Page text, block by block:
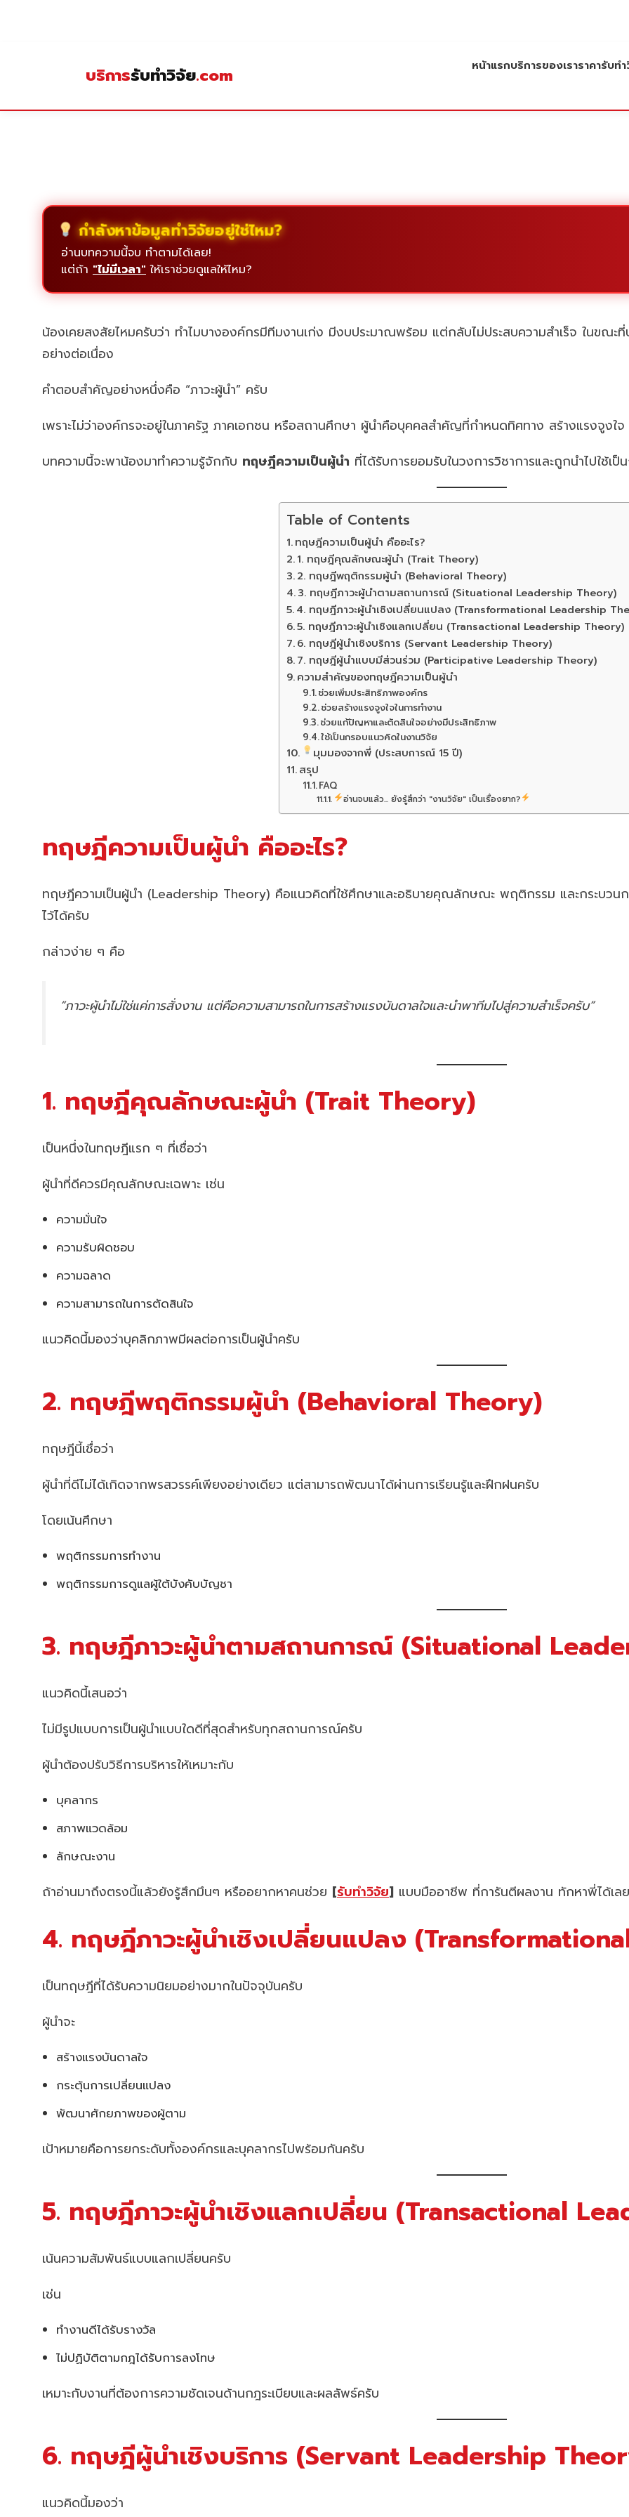
บริการรับทำวิจัย.com หน้าแรกบริการของเราราคารับท
กำลังหาข้อมูลทำวิจัยอยู่ใช่ไหม?
อ่านบทความนี้จบ ทำตามได้เลย!
แต่ถ้า "ไม่มีเวลา" ให้เราช่วยดูแลให้ไหม?
น้องเคยสงสัยไหมครับว่า ทำไมบางองค์กรมีทีมงานเก่ง มีงบประมาณพร้อม แต่กลับไม่ประสบความสำเร็จ ในขณ
อย่างต่อเนื่อง
คำตอบสำคัญอย่างหนึ่งคือ “ภาวะผู้นำ” ครับ
เพราะไม่ว่าองค์กรจะอยู่ในภาครัฐ ภาคเอกชน หรือสถานศึกษา ผู้นำคือบุคคลสำคัญที่กำหนดทิศทาง สร้างแรงจูงใจ
บทความนี้จะพาน้องมาทำความรู้จักกับ ทฤษฎีความเป็นผู้นำ ที่ได้รับการยอมรับในวงการวิชาการและถูกนำไปใช้เ
Table of Contents
ทฤษฎีความเป็นผู้นำ คืออะไร?
1. ทฤษฎีคุณลักษณะผู้นำ (Trait Theory)
2. ทฤษฎีพฤติกรรมผู้นำ (Behavioral Theory)
3. ทฤษฎีภาวะผู้นำตามสถานการณ์ (Situational Leadership Theory)
4. ทฤษฎีภาวะผู้นำเชิงเปลี่ยนแปลง (Transformational Leadership
5. ทฤษฎีภาวะผู้นำเชิงแลกเปลี่ยน (Transactional Leadership Theory)
6. ทฤษฎีผู้นำเชิงบริการ (Servant Leadership Theory)
7. ทฤษฎีผู้นำแบบมีส่วนร่วม (Participative Leadership Theory)
ความสำคัญของทฤษฎีความเป็นผู้นำ
ช่วยเพิ่มประสิทธิภาพองค์กร
ช่วยสร้างแรงจูงใจในการทำงาน
ช่วยแก้ปัญหาและตัดสินใจอย่างมีประสิทธิภาพ
ใช้เป็นกรอบแนวคิดในงานวิจัย
มุมมองจากพี่ (ประสบการณ์ 15 ปี)
สรุป
FAQ
อ่านจบแล้ว... ยังรู้สึกว่า "งานวิจัย" เป็นเรื่องยาก?
ทฤษฎีความเป็นผู้นำ คืออะไร?
ทฤษฎีความเป็นผู้นำ (Leadership Theory) คือแนวคิดที่ใช้ศึกษาและอธิบายคุณลักษณะ พฤติกรรม และกระบวนก
ไว้ได้ครับ
กล่าวง่าย ๆ คือ
“ภาวะผู้นำไม่ใช่แค่การสั่งงาน แต่คือความสามารถในการสร้างแรงบันดาลใจและนำพาทีมไปสู่ความสำเร็จครับ”
1. ทฤษฎีคุณลักษณะผู้นำ (Trait Theory)
เป็นหนึ่งในทฤษฎีแรก ๆ ที่เชื่อว่า
ผู้นำที่ดีควรมีคุณลักษณะเฉพาะ เช่น
ความมั่นใจ
ความรับผิดชอบ
ความฉลาด
ความสามารถในการตัดสินใจ
แนวคิดนี้มองว่าบุคลิกภาพมีผลต่อการเป็นผู้นำครับ
2. ทฤษฎีพฤติกรรมผู้นำ (Behavioral Theory)
ทฤษฎีนี้เชื่อว่า
ผู้นำที่ดีไม่ได้เกิดจากพรสวรรค์เพียงอย่างเดียว แต่สามารถพัฒนาได้ผ่านการเรียนรู้และฝึกฝนครับ
โดยเน้นศึกษา
พฤติกรรมการทำงาน
พฤติกรรมการดูแลผู้ใต้บังคับบัญชา
3. ทฤษฎีภาวะผู้นำตามสถานการณ์ (Situational
แนวคิดนี้เสนอว่า
ไม่มีรูปแบบการเป็นผู้นำแบบใดดีที่สุดสำหรับทุกสถานการณ์ครับ
ผู้นำต้องปรับวิธีการบริหารให้เหมาะกับ
บุคลากร
สภาพแวดล้อม
ลักษณะงาน
ถ้าอ่านมาถึงตรงนี้แล้วยังรู้สึกมึนๆ หรืออยากหาคนช่วย [รับทำวิจัย] แบบมืออาชีพ ที่การันตีผลงาน ทักหาพี่ได้เล
4. ทฤษฎีภาวะผู้นำเชิงเปลี่ยนแปลง
เป็นทฤษฎีที่ได้รับความนิยมอย่างมากในปัจจุบันครับ
ผู้นำจะ
สร้างแรงบันดาลใจ
กระตุ้นการเปลี่ยนแปลง
พัฒนาศักยภาพของผู้ตาม
เป้าหมายคือการยกระดับทั้งองค์กรและบุคลากรไปพร้อมกันครับ
5. ทฤษฎีภาวะผู้นำเชิงแลกเปลี่ยน (Transactional
เน้นความสัมพันธ์แบบแลกเปลี่ยนครับ
เช่น
ทำงานดีได้รับรางวัล
ไม่ปฏิบัติตามกฎได้รับการลงโทษ
เหมาะกับงานที่ต้องการความชัดเจนด้านกฎระเบียบและผลลัพธ์ครับ
6. ทฤษฎีผู้นำเชิงบริการ (Servant Leadership
แนวคิดนี้มองว่า